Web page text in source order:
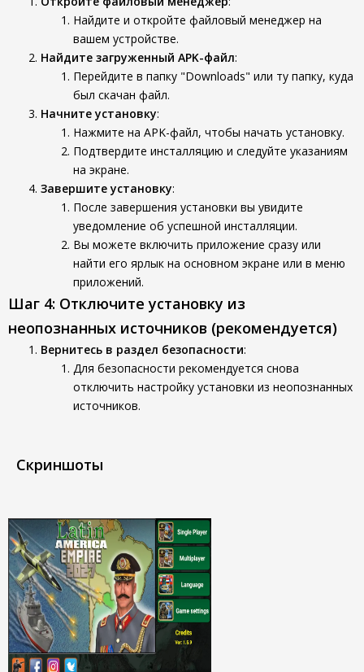
Найдите и откройте файловый менеджер на
вашем устройстве.
Найдите загруженный APK-файл:
Перейдите в папку "Downloads" или ту папку, куда
был скачан файл.
Начните установку:
Нажмите на APK-файл, чтобы начать установку.
Подтвердите инсталляцию и следуйте указаниям
на экране.
Завершите установку:
После завершения установки вы увидите
уведомление об успешной инсталляции.
Вы можете включить приложение сразу или
найти его ярлык на основном экране или в меню
приложений.
Шаг 4: Отключите установку из
неопознанных источников (рекомендуется)
Вернитесь в раздел безопасности:
Для безопасности рекомендуется снова
отключить настройку установки из неопознанных
источников.
Скриншоты